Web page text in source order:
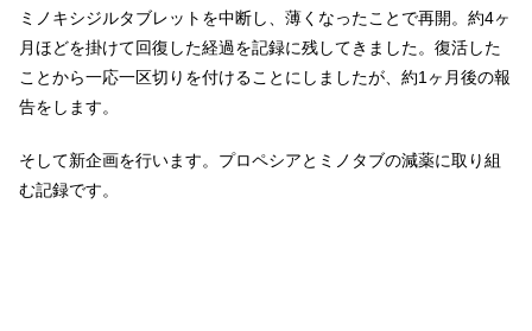
ミノキシジルタブレットを中断し、薄くなったことで再開。約4ヶ
月ほどを掛けて回復した経過を記録に残してきました。復活した
ことから一応一区切りを付けることにしましたが、約1ヶ月後の報
告をします。
そして新企画を行います。プロペシアとミノタブの減薬に取り組
む記録です。